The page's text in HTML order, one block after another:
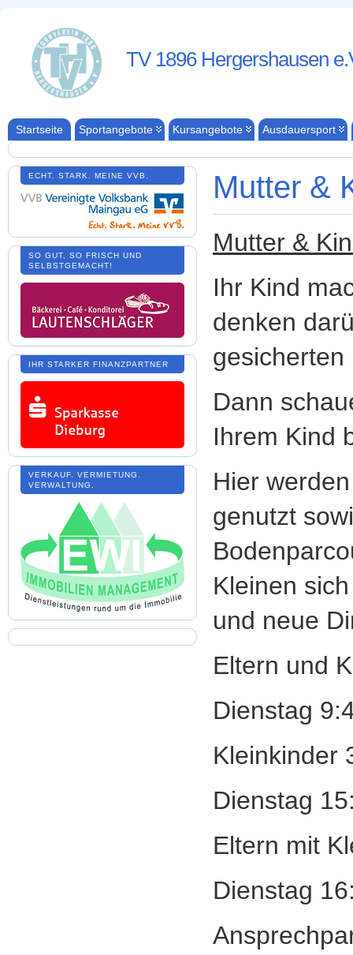
TV 1896 Hergershausen
Startseite Sportangebote Kursangebote Ausdauersport
ECHT. STARK. MEINE VVB.
SO GUT, SO FRISCH UND
SELBSTGEMACHT!
IHR STARKER FINANZPARTNER
VERKAUF. VERMIETUNG.
VERWALTUNG.
Mutter &
Mutter &
Ihr Kind
denken
Dann
Ihrem Kind
Hier
genutzt
Kleinen
und neue
Eltern und
Dienstag
Kleinkinder
Dienstag
Eltern mit
Dienstag